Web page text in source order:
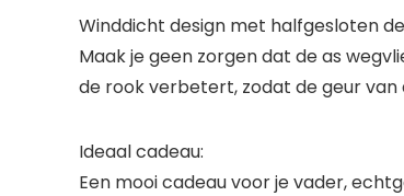
Winddicht design met halfgesloten
Maak je geen zorgen dat de as
de rook verbetert, zodat de geur
Ideaal cadeau:
Een mooi cadeau voor je vader,